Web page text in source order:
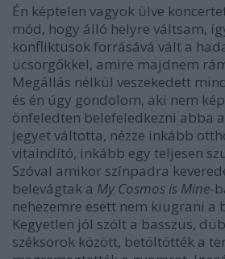
Én képtelen vagyok ülve
mód, hogy álló helyre váltsam,
konfliktusok forrásává vált a
ücsörgőkkel, amire majdnem
Megállás nélkül veszekedett
és én úgy gondolom, aki nem
önfeledten belefeledkezni abba
jegyet váltotta, nézze inkább
vitaindító, inkább egy teljesen
Szóval amikor színpadra
belevágtak a My Cosmos is Mine-
nehezemre esett nem kiugrani a
Kegyetlen jól szólt a basszus,
széksorok között, betöltötték a